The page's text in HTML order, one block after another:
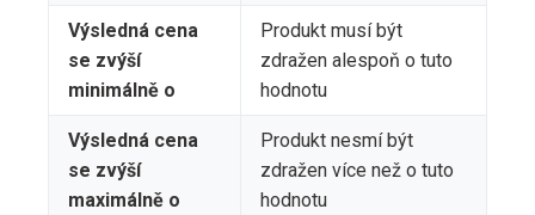
Výsledná cena
se zvýší
minimálně o
Produkt musí být
zdražen alespoň o tuto
hodnotu
Výsledná cena
se zvýší
maximálně o
Produkt nesmí být
zdražen více než o tuto
hodnotu